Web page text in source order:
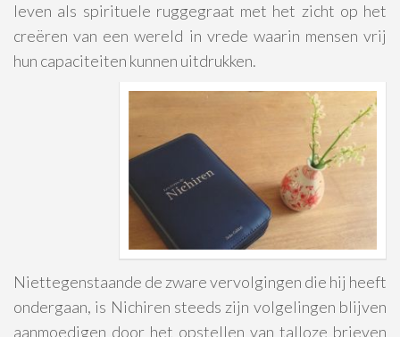
leven als spirituele ruggegraat met het zicht op het
creëren van een wereld in vrede waarin mensen vrij
hun capaciteiten kunnen uitdrukken.
Niettegenstaande de zware vervolgingen die hij heeft
ondergaan, is Nichiren steeds zijn volgelingen blijven
aanmoedigen door het opstellen van talloze brieven